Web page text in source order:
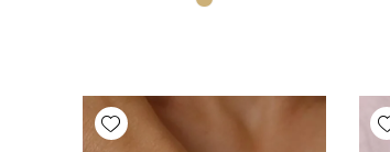
Add wishlist
Add wishlist